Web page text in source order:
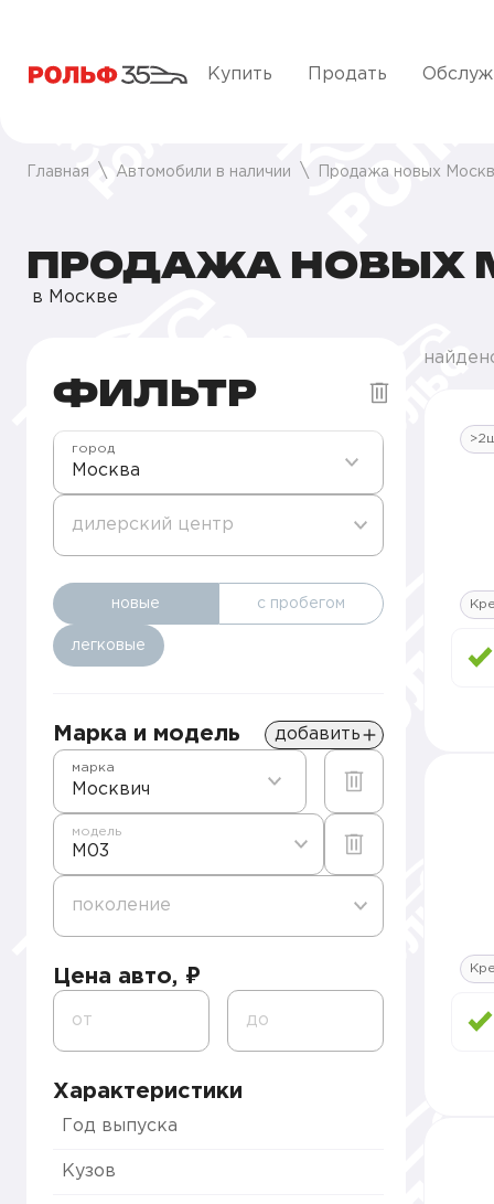
Купить Продать
Главная Автомобили в наличии Продажа новых
ПРОДАЖА НОВЫХ
в Москве
ФИЛЬТР
Москва
город
дилерский центр
новые с пробегом
легковые
Марка и модель добавить
Москвич
марка
M03
модель
поколение
Цена авто, ₽
от до
Характеристики
Год выпуска
Кузов